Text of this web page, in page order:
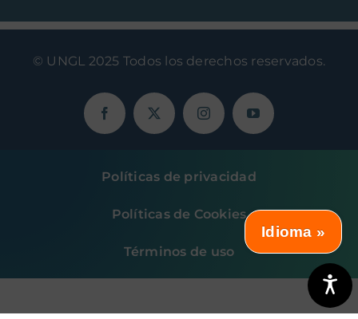
© UNGL 2025 Todos los derechos reservados.
Políticas de privacidad
Políticas de Cookies
Términos de uso
Idioma »